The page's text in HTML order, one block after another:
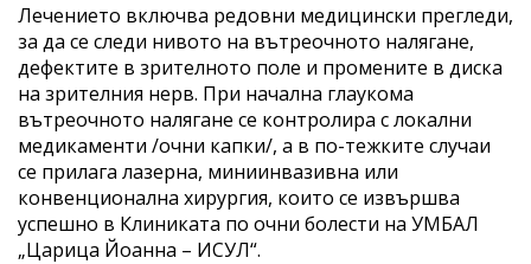
Лечението включва редовни медицински прегледи,
за да се следи нивото на вътреочното налягане,
дефектите в зрителното поле и промените в диска
на зрителния нерв. При начална глаукома
вътреочното налягане се контролира с локални
медикаменти /очни капки/, а в по-тежките случаи
се прилага лазерна, миниинвазивна или
конвенционална хирургия, които се извършва
успешно в Клиниката по очни болести на УМБАЛ
„Царица Йоанна – ИСУЛ“.